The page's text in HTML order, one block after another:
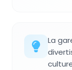
La